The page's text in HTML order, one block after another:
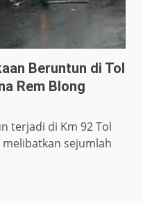
Beruntun di Tol
Rem Blong
terjadi di Km 92 Tol
melibatkan sejumlah